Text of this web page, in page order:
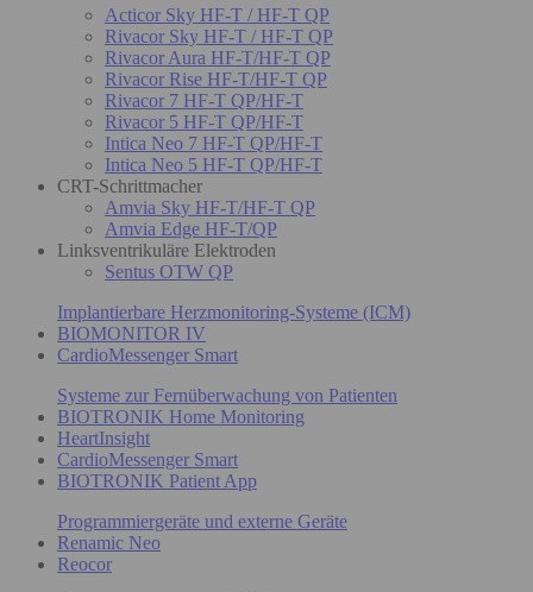
Acticor Sky HF-T / HF-T QP
Rivacor Sky HF-T / HF-T QP
Rivacor Aura HF-T/HF-T QP
Rivacor Rise HF-T/HF-T QP
Rivacor 7 HF-T QP/HF-T
Rivacor 5 HF-T QP/HF-T
Intica Neo 7 HF-T QP/HF-T
Intica Neo 5 HF-T QP/HF-T
CRT-Schrittmacher
Amvia Sky HF-T/HF-T QP
Amvia Edge HF-T/QP
Linksventrikuläre Elektroden
Sentus OTW QP
Implantierbare Herzmonitoring-Systeme (ICM)
BIOMONITOR IV
CardioMessenger Smart
Systeme zur Fernüberwachung von Patienten
BIOTRONIK Home Monitoring
HeartInsight
CardioMessenger Smart
BIOTRONIK Patient App
Programmiergeräte und externe Geräte
Renamic Neo
Reocor